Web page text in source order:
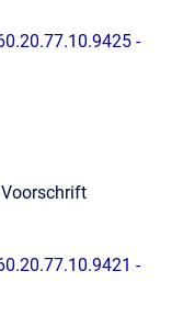
-
-